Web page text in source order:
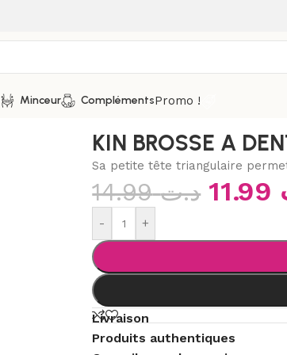
Minceur ComplémentsPromo !
/ KIN BROSSE A DENTS MEDIUM
KIN BROSSE A
Sa petite tête triangulaire
د.ت14.99
- +
Livraison
Produits authentiques